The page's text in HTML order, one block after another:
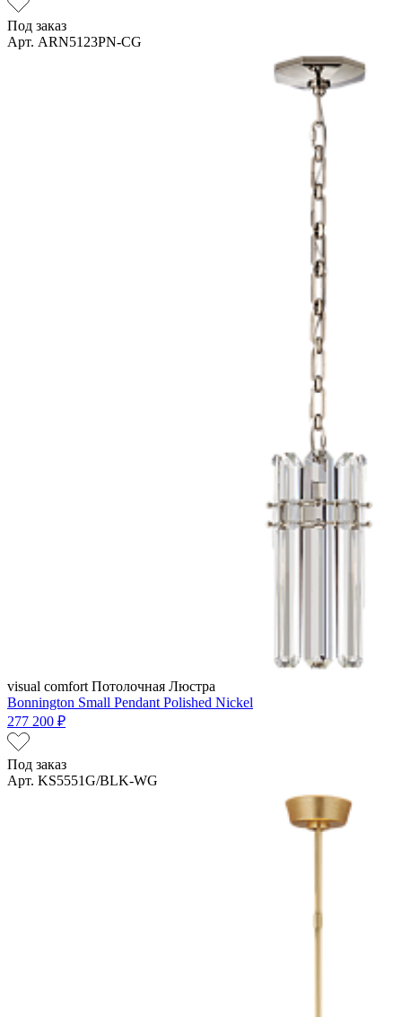
Под заказ
Арт. ARN5123PN-CG
visual comfort Потолочная Люстра
Bonnington Small Pendant Polished Nickel
277 200 ₽
Под заказ
Арт. KS5551G/BLK-WG